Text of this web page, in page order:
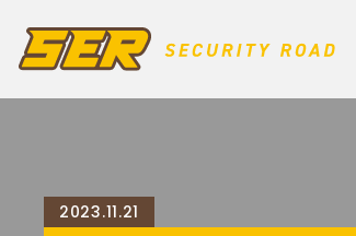
2023.11.21